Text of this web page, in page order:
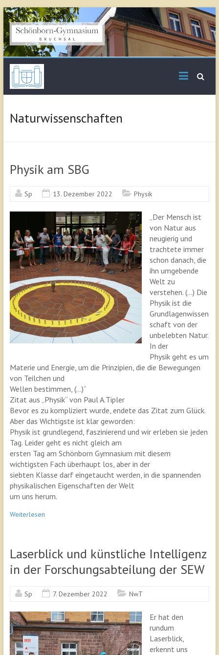
Skip
to
content
Gymnasium Bruchsal
Naturwissenschaften
Physik am SBG
Sp 13. Dezember 2022 Physik
„Der Mensch ist
von Natur aus
neugierig und
trachtete immer
schon danach, die
ihn umgebende
Welt zu
verstehen. (…) Die
Physik ist die
Grundlagenwissen
schaft von der
unbelebten Natur.
In der
Physik geht es um
Materie und Energie, um die Prinzipien, die die Bewegungen
von Teilchen und
Wellen bestimmen, (…)“
Zitat aus „Physik“ von Paul A.Tipler
Bevor es zu kompliziert wurde, endete das Zitat zum Glück.
Aber das Wichtigste ist klar geworden:
Physik ist grundlegend, faszinierend und wir erleben sie jeden
Tag. Leider geht es nicht gleich am
ersten Tag am Schönborn Gymnasium mit diesem
wichtigsten Fach überhaupt los, aber in der
siebten Klasse darf eingetaucht werden, in die spannenden
physikalischen Eigenschaften der Welt
um uns herum.
Weiterlesen
Laserblick und künstliche Intelligenz
in der Forschungsabteilung der SEW
Sp 7. Dezember 2022 NwT
Er hat den
rundum
Laserblick,
erkennt uns